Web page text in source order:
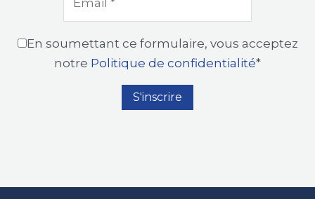
En soumettant ce formulaire, vous acceptez
notre Politique de confidentialité*